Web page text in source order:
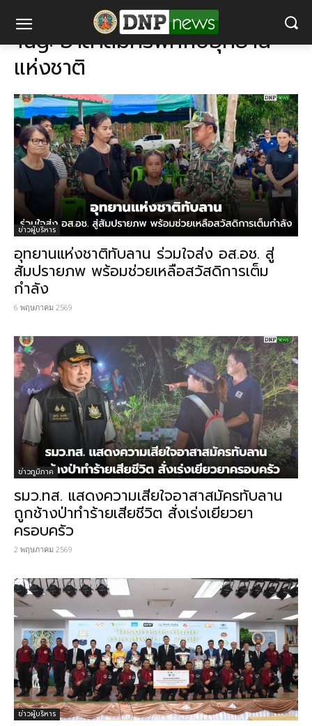
อาสาสมัครพิทักษ์อุทยานแห่งชาติ
Tag:อาสาสมัครพิทักษ์อุทยาน
แห่งชาติ
ข่าวผู้บริหาร
อุทยานแห่งชาติทับลาน ร่วมใจส่ง อส.อช. สู่
สัมปรายภพ พร้อมช่วยเหลือสวัสดิการเต็ม
กำลัง
6 พฤษภาคม 2569
ข่าวภูมิภาค
รมว.ทส. แสดงความเสียใจอาสาสมัครทับลาน
ถูกช้างป่าทำร้ายเสียชีวิต สั่งเร่งเยียวยา
ครอบครัว
2 พฤษภาคม 2569
ข่าวผู้บริหาร